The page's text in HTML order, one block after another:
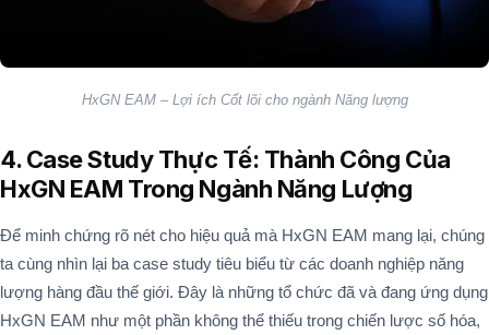
HxGN EAM – Lợi ích Cốt lõi cho ngành Năng lượng
4. Case Study Thực Tế: Thành Công Của
HxGN EAM Trong Ngành Năng Lượng
Để minh chứng rõ nét cho hiệu quả mà HxGN EAM mang lại, chúng
ta cùng nhìn lại ba case study tiêu biểu từ các doanh nghiệp năng
lượng hàng đầu thế giới. Đây là những tổ chức đã và đang ứng dụng
HxGN EAM như một phần không thể thiếu trong chiến lược số hóa,